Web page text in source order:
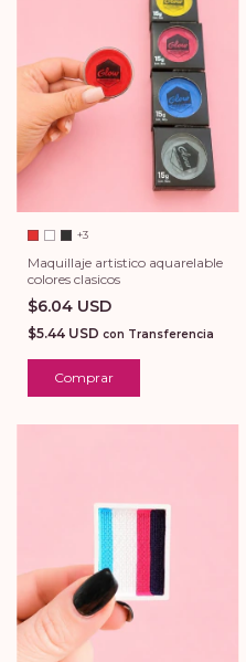
+3
Maquillaje artistico aquarelable
colores clasicos
$6.04 USD
$5.44 USD con Transferencia
Comprar